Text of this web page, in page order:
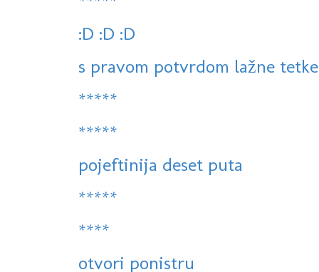
:D :D :D
s pravom potvrdom lažne
*****
*****
pojeftinija deset puta
*****
****
otvori ponistru